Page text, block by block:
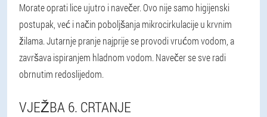
Morate oprati lice ujutro i navečer. Ovo nije samo higijenski
postupak, već i način poboljšanja mikrocirkulacije u krvnim
žilama. Jutarnje pranje najprije se provodi vrućom vodom, a
završava ispiranjem hladnom vodom. Navečer se sve radi
obrnutim redoslijedom.
VJEŽBA 6. CRTANJE